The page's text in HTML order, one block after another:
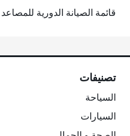
قائمة الصيانة الدورية للمصاعد
تصنيفات
السياحة
السيارات